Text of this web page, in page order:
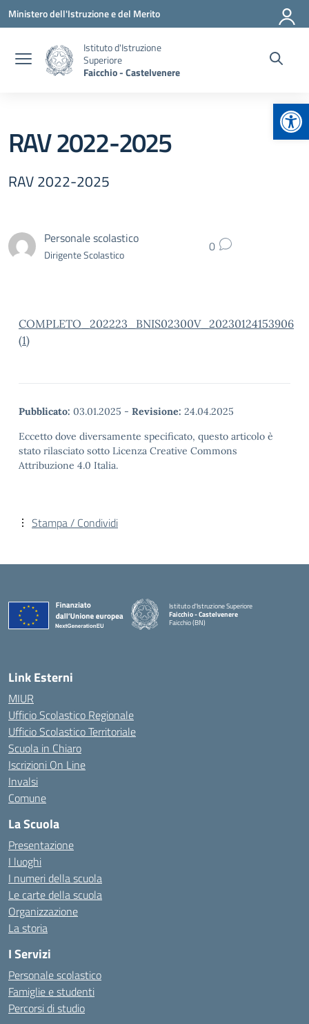
Vai ai contenuti
Vai al menu di navigazione
Vai al footer
Ministero dell'Istruzione e del Merito
Istituto d'Istruzione
Superiore
Faicchio - Castelvenere
RAV 2022-2025
RAV 2022-2025
Personale scolastico
Dirigente Scolastico 0
COMPLETO_202223_BNIS02300V_20230124153906
(1)
Pubblicato: 03.01.2025 - Revisione: 24.04.2025
Eccetto dove diversamente specificato, questo articolo è
stato rilasciato sotto Licenza Creative Commons
Attribuzione 4.0 Italia.
Stampa / Condividi
Istituto d'Istruzione Superiore
Faicchio - Castelvenere
Faicchio (BN)
Link Esterni
MIUR
Ufficio Scolastico Regionale
Ufficio Scolastico Territoriale
Scuola in Chiaro
Iscrizioni On Line
Invalsi
Comune
La Scuola
Presentazione
I luoghi
I numeri della scuola
Le carte della scuola
Organizzazione
La storia
I Servizi
Personale scolastico
Famiglie e studenti
Percorsi di studio